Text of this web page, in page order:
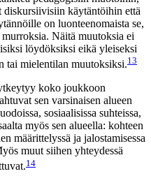
diskursiivisiin käytäntöihin että
on luonteenomaista se,
Näitä muutoksia ei
löydöksiksi eikä yleiseksi
tai mielentilan muutoksiksi.13
koko joukkoon
sen varsinaisen alueen
sosiaalisissa suhteissa,
myös sen alueella: kohteen
määrittelyssä ja jalostamisessa
muut siihen yhteydessä
14